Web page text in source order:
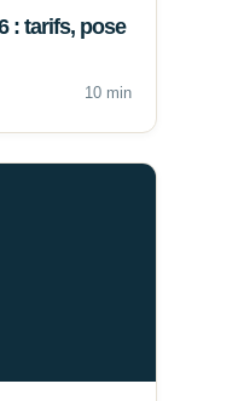
: tarifs, pose
10 min